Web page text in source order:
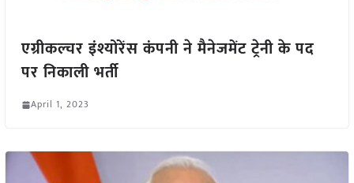
एग्रीकल्चर इंश्योरेंस कंपनी ने मैनेजमेंट ट्रेनी के पद
पर निकाली भर्ती
April 1, 2023